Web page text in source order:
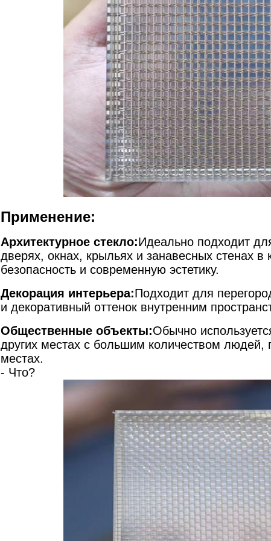
Применение:
Архитектурное стекло:Идеально подходит
дверях, окнах, крыльях и занавесных стенах
безопасность и современную эстетику.
Декорация интерьера:Подходит для
и декоративный оттенок внутренним
Общественные объекты:Обычно
других местах с большим количеством
местах.
- Что?